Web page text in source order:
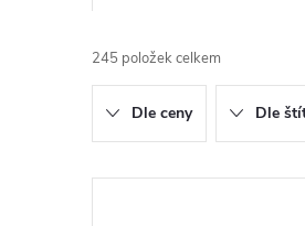
a
z
e
n
245 položek celkem
Dle ceny Dle